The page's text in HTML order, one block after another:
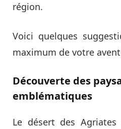
région.
Voici quelques
maximum de votre
Découverte des
emblématiques
Le désert des